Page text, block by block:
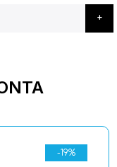
-19%